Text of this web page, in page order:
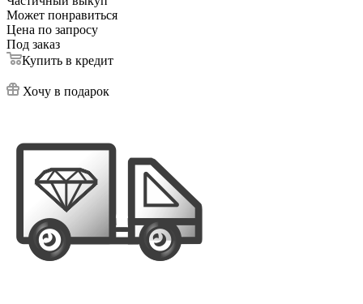
Может понравиться
Цена по запросу
Под заказ
Купить в кредит
Хочу в подарок